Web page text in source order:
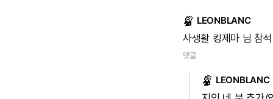
LEONBLANC
사생활 킹제마 님 참석
댓글
LEONBLANC